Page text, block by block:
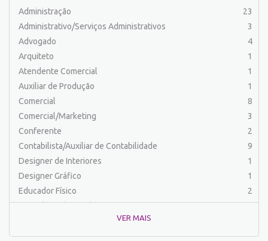
Barman
Cabeleireiro
Caixa Bancário/Operador de Caixa
Carpinteiro
Carregador/Ajudante Carga e Descarga
Comercial
Comercial/Marketing
Comprador
Conferente
Contabilista/Auxiliar de Contabilidade
Controlador
Costureira/Costureiro Industrial
Cozinha/ Pizzaiolo
Cozinheiro
10
Cuidador de Crianças e Idosos
Administração
23
Administrativo/Serviços Administrativos
3
Advogado
4
Arquiteto
1
Atendente Comercial
1
Auxiliar de Produção
1
Comercial
8
Comercial/Marketing
3
Conferente
2
Contabilista/Auxiliar de Contabilidade
9
Designer de Interiores
1
Designer Gráfico
1
Educador Físico
2
Engenharia (Outras)
1
Engenharia de Produção
2
VER MAIS